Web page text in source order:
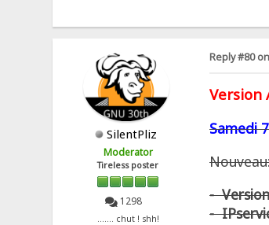
SilentPliz
Moderator
Tireless poster
1298
....... chut ! shh!
Reply #80
Version
Samedi
-
-